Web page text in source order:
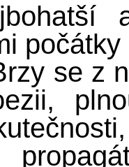
a
se z